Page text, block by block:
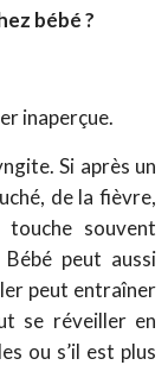
bébé ?
inaperçue.
Si après un
de la fièvre,
touche souvent
peut aussi
peut entraîner
se réveiller en
ou s’il est plus